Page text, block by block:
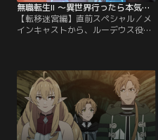
無職転生II ～異世界行ったら本気だす～ 【転移迷宮編】直前スペシャル
【転移迷宮編】直前スペシャル／メ
インキャストから、ルーデウス役の
そしてロキシー役の小原好美さんが
登場。キャスト陣の貴重なインタビ
ューとアニメ本編映像を織り交ぜな
がら、第2クールでこれまでに展開
した「新婚編」の物語をプレイバッ
クし、そして…。【提供：バンダイ